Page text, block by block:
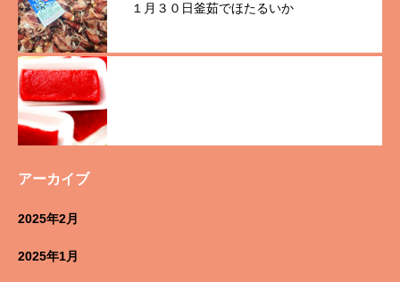
１月３０日釜茹でほたるいか
アーカイブ
2025年2月
2025年1月